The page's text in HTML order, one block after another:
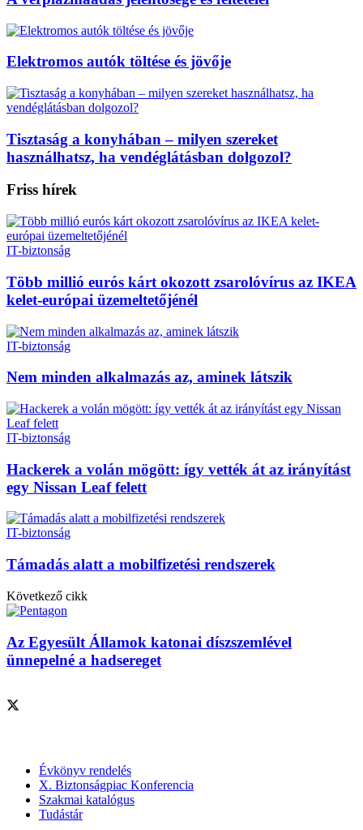
Elektromos autók töltése és jövője
Tisztaság a konyhában – milyen szereket
használhatsz, ha vendéglátásban dolgozol?
Friss hírek
IT-biztonság
Több millió eurós kárt okozott zsarolóvírus az IKEA
kelet-európai üzemeltetőjénél
IT-biztonság
Nem minden alkalmazás az, aminek látszik
IT-biztonság
Hackerek a volán mögött: így vették át az irányítást
egy Nissan Leaf felett
IT-biztonság
Támadás alatt a mobilfizetési rendszerek
Következő cikk
Az Egyesült Államok katonai díszszemlével
ünnepelné a hadsereget
Évkönyv rendelés
X. Biztonságpiac Konferencia
Szakmai katalógus
Tudástár